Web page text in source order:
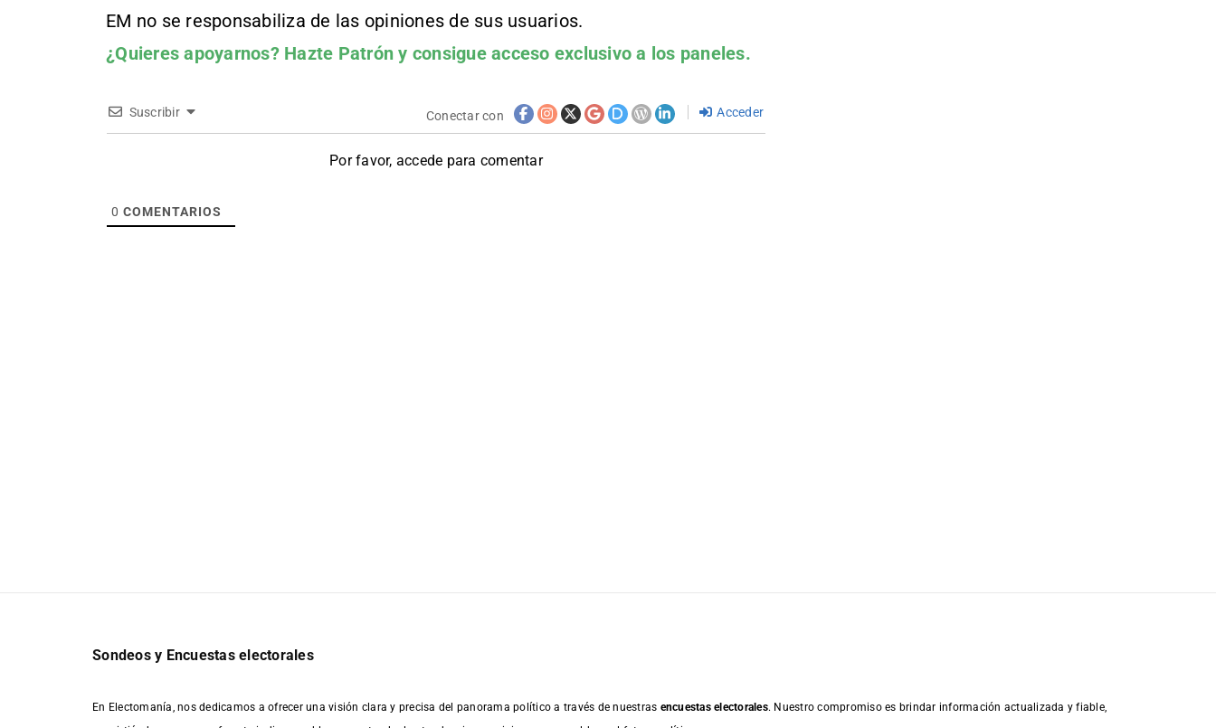
EM no se responsabiliza de las opiniones de sus usuarios.
¿Quieres apoyarnos? Hazte Patrón y consigue acceso exclusivo a los paneles.
Suscribir Conectar con Acceder
Por favor, accede para comentar
0 COMENTARIOS
Sondeos y Encuestas electorales
En Electomanía, nos dedicamos a ofrecer una visión clara y precisa del panorama político a través de nuestras encuestas electorales. Nuestro compromiso es brindar información actualizada y fiable,